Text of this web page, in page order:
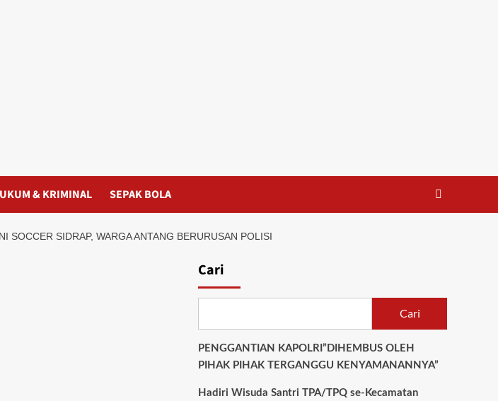
& KRIMINAL SEPAK BOLA
SOCCER SIDRAP, WARGA ANTANG BERURUSAN POLISI
Cari
Cari
PENGGANTIAN KAPOLRI”DIHEMBUS OLEH
PIHAK PIHAK TERGANGGU KENYAMANANNYA”
Hadiri Wisuda Santri TPA/TPQ se-Kecamatan